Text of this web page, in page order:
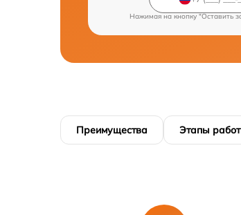
Нажимая на кнопку "Оставить
Преимущества Этапы работ